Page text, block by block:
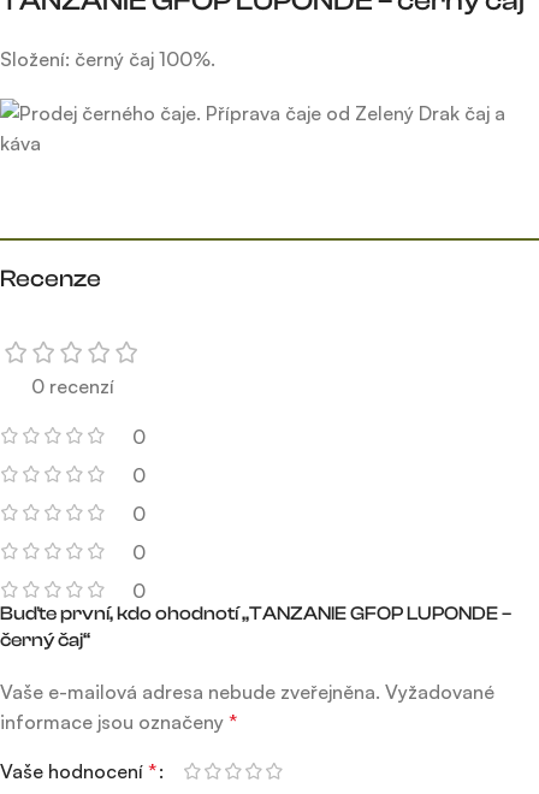
Složení: černý čaj 100%.
Recenze
0 recenzí
0
0
0
0
0
Buďte první, kdo ohodnotí „TANZANIE GFOP LUPONDE –
černý čaj“
Vaše e-mailová adresa nebude zveřejněna. Vyžadované
informace jsou označeny *
Vaše hodnocení *